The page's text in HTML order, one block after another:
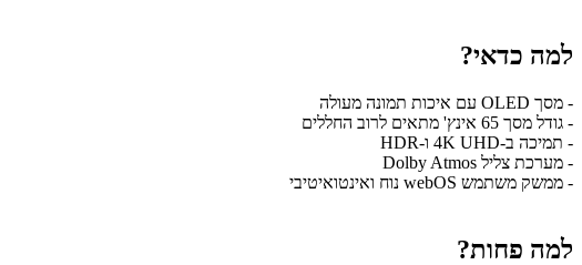
למה כדאי?
- מסך OLED עם איכות תמונה מעולה
- גודל מסך 65 אינץ' מתאים לרוב החללים
- תמיכה ב-4K UHD ו-HDR
- מערכת צליל Dolby Atmos
- ממשק משתמש webOS נוח ואינטואיטיבי
למה פחות?